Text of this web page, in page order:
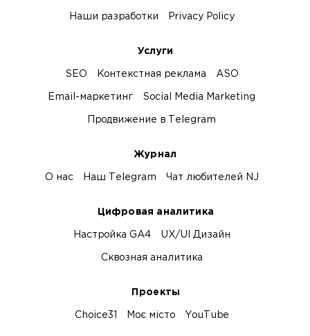
Наши разработки Privacy Policy
Услуги
SEO Контекстная реклама ASO
Email-маркетинг Social Media Marketing
Продвижение в Telegram
Журнал
О нас Наш Telegram Чат любителей NJ
Цифровая аналитика
Настройка GA4 UX/UI Дизайн
Сквозная аналитика
Проекты
Choice31 Моє місто YouTube